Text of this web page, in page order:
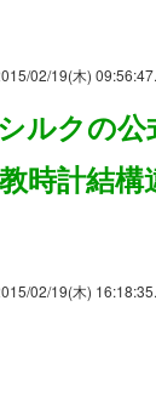
02/19(木)
ルクの
時計結構
02/19(木)